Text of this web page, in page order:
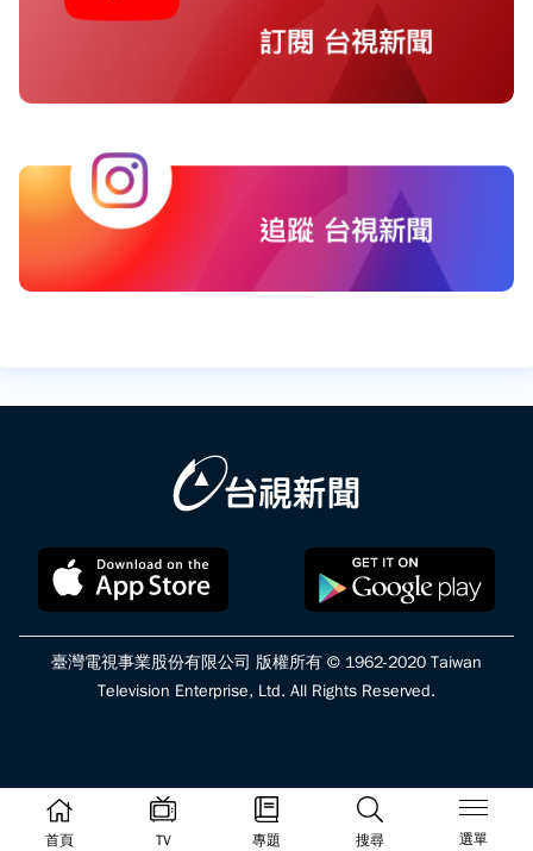
首頁 TV 專題 搜尋 選單
臺灣電視事業股份有限公司 版權所有 © 1962-2020 Taiwan
Television Enterprise, Ltd. All Rights Reserved.